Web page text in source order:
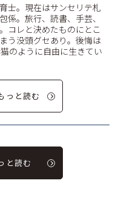
士。現在はサンセリテ札
係。旅行、読書、手芸、
コレと決めたものにとこ
う没頭グセあり。後悔は
のように自由に生きてい
っと読む
と読む